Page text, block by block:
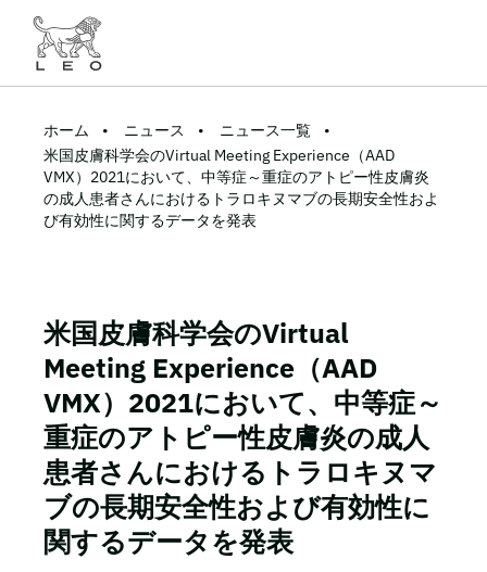
ホーム ニュース
ニュース一覧
米国皮膚科学会のVirtual Meeting Experience（AAD
VMX）2021において、中等症～重症のアトピー性皮膚炎
の成人患者さんにおけるトラロキヌマブの長期安全性およ
び有効性に関するデータを発表
米国皮膚科学会のVirtual
Meeting Experience（AAD
VMX）2021において、中等症～
重症のアトピー性皮膚炎の成人
患者さんにおけるトラロキヌマ
ブの長期安全性および有効性に
関するデータを発表